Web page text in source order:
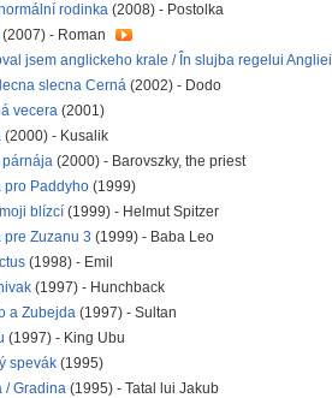
rodinka (2008) - Postolka
(2007) - Roman
jsem anglickeho krale / În slujba regelui Angliei
slecna Cerná (2002) - Dodo
vecera (2001)
(2000) - Kusalik
(2000) - Barovszky, the priest
pro Paddyho (1999)
blízcí (1999) - Helmut Spitzer
pre Zuzanu 3 (1999) - Baba Leo
(1998) - Emil
(1997) - Hunchback
a Zubejda (1997) - Sultan
(1997) - King Ubu
spevák (1995)
/ Gradina (1995) - Tatal lui Jakub